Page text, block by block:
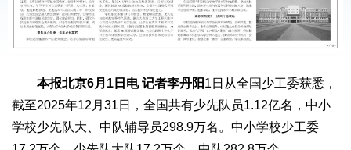
本报北京6月1日电 记者李丹阳1日从全国少工委获悉，
截至2025年12月31日，全国共有少先队员1.12亿名，中小
学校少先队大、中队辅导员298.9万名。中小学校少工委